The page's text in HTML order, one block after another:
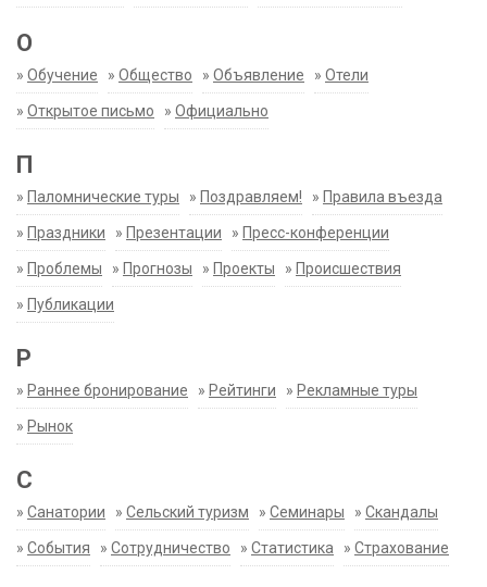
О
» Обучение » Общество » Объявление » Отели
» Открытое письмо » Официально
П
» Паломнические туры » Поздравляем! » Правила въезда
» Праздники » Презентации » Пресс-конференции
» Проблемы » Прогнозы » Проекты » Происшествия
» Публикации
Р
» Раннее бронирование » Рейтинги » Рекламные туры
» Рынок
С
» Санатории » Сельский туризм » Семинары » Скандалы
» События » Сотрудничество » Статистика » Страхование